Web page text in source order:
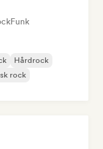
Funk
Hårdrock
rock